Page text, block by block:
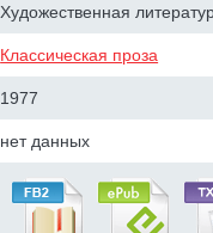
Художественная
Классическая проза
1977
нет данных